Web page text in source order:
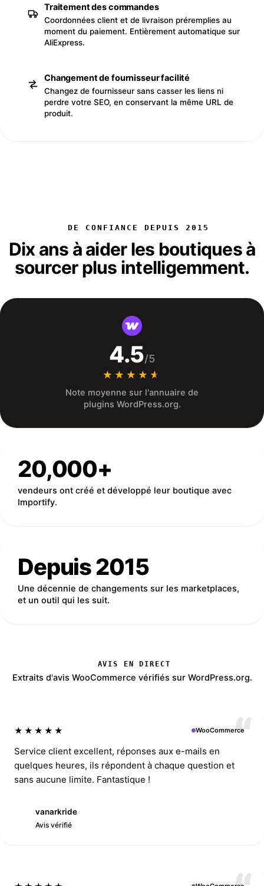
Traitement des commandes
Coordonnées client et de livraison préremplies au
moment du paiement. Entièrement automatique sur
AliExpress.
Changement de fournisseur facilité
Changez de fournisseur sans casser les liens ni
perdre votre SEO, en conservant la même URL de
produit.
DE CONFIANCE DEPUIS 2015
Dix ans à aider les boutiques à
sourcer plus intelligemment.
4.5/5
★★★★★
★★★★★
Note moyenne sur l'annuaire de
plugins WordPress.org.
20,000+
vendeurs ont créé et développé leur boutique avec
Importify.
Depuis 2015
Une décennie de changements sur les marketplaces,
et un outil qui les suit.
AVIS EN DIRECT
Extraits d'avis WooCommerce vérifiés sur WordPress.org.
★★★★★ WooCommerce
Service client excellent, réponses aux e-mails en
quelques heures, ils répondent à chaque question et
sans aucune limite. Fantastique !
vanarkride
Avis vérifié